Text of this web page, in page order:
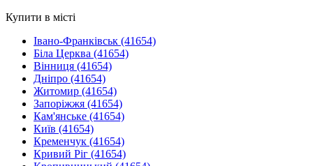
Купити в місті
Івано-Франківськ (41654)
Біла Церква (41654)
Вінниця (41654)
Дніпро (41654)
Житомир (41654)
Запоріжжя (41654)
Кам'янське (41654)
Київ (41654)
Кременчук (41654)
Кривий Ріг (41654)